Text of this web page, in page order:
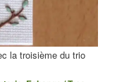
la troisième du trio